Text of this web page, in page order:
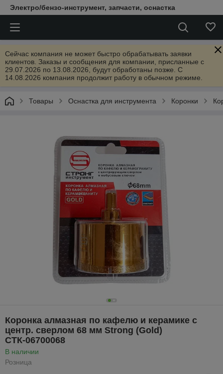
Электро/бензо-инструмент, запчасти, оснастка
Сейчас компания не может быстро обрабатывать заявки
клиентов. Заказы и сообщения для компании, присланные с
29.07.2026 по 13.08.2026, будут обработаны позже. С
14.08.2026 компания продолжит работу в обычном режиме.
Товары Оснастка для инструмента Коронки
Коронка алмазная по кафелю и керамике с
центр. сверлом 68 мм Strong (Gold)
СТК-06700068
В наличии
Розница